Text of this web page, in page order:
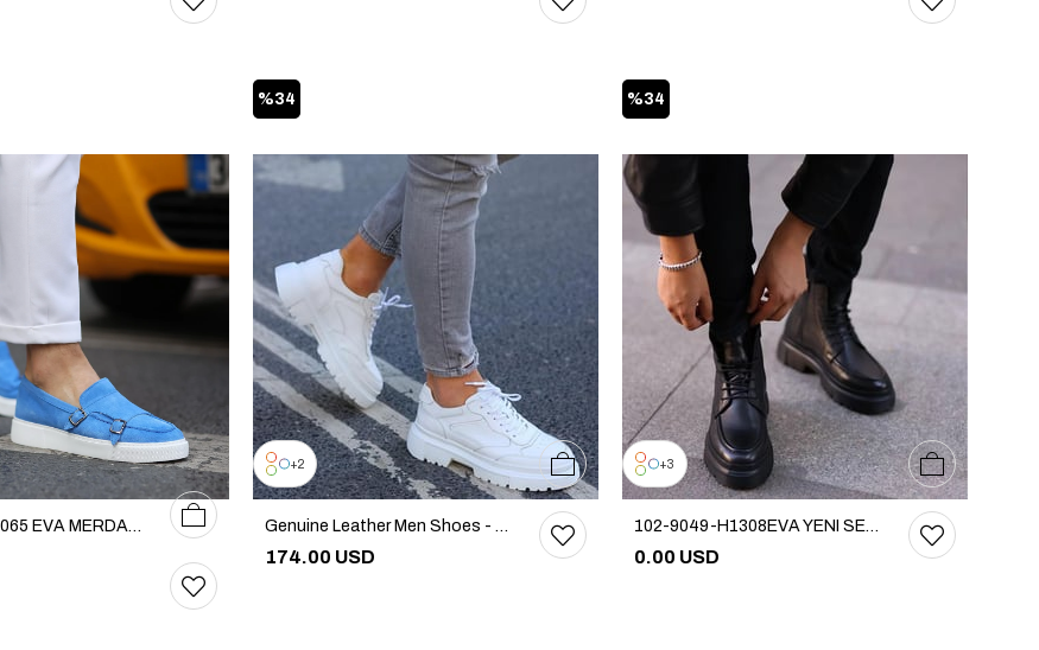
%34 %34
101-2301001065 EVA MERDANE AYAKKABI
4041
2
Genuine Leather Men Shoes - Laether High Heel Sneakers - Men's Casual Footwear
174.00 USD
39 40414243 44 45 3
102-9049-H1308EVA YENI SEZON BOT
0.00 USD
3839404142